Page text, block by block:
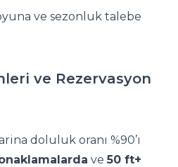
ve sezonluk talebe
ve Rezervasyon
doluluk oranı %90’ı
ve50 ft+